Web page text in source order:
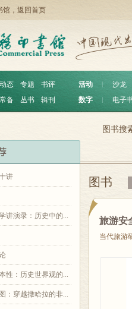
， 返回首页
动态 专题
书评
常备 丛书 辑刊
活动 沙龙
数字
电子
讲
讲演录：历史中的...
性：历史世界观的...
：穿越撒哈拉的非...
图书搜
图书
旅游安
当代旅游